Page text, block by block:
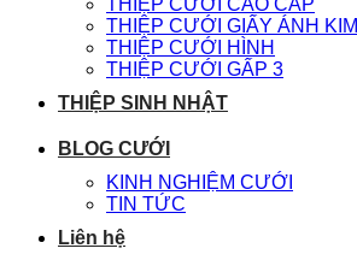
THIỆP CƯỚI CAO CẤP
THIỆP CƯỚI GIẤY ÁNH KIM
THIỆP CƯỚI HÌNH
THIỆP CƯỚI GẤP 3
THIỆP SINH NHẬT
BLOG CƯỚI
KINH NGHIỆM CƯỚI
TIN TỨC
Liên hệ